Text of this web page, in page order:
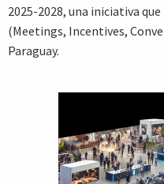
2025-2028, una iniciativa
(Meetings, Incentives,
Paraguay.